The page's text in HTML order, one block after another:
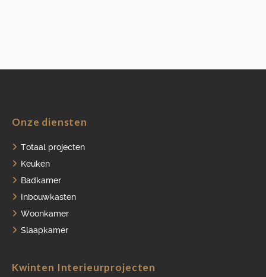
Onze diensten
Totaal projecten
Keuken
Badkamer
Inbouwkasten
Woonkamer
Slaapkamer
Kwinten Interieurprojecten